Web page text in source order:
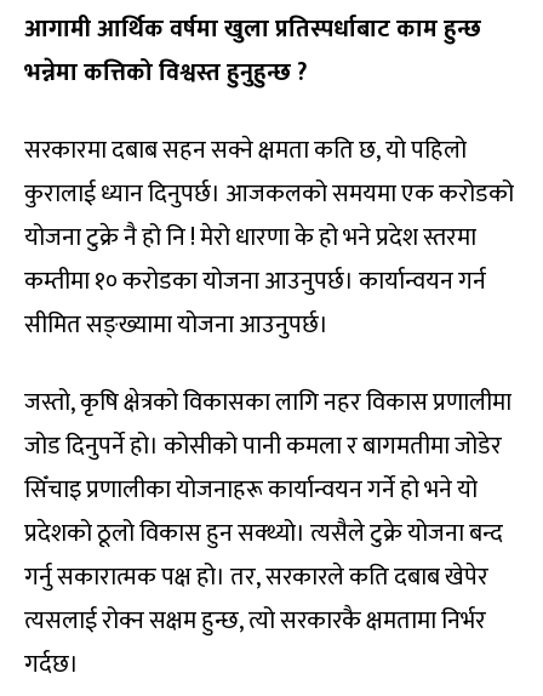
आगामी आर्थिक वर्षमा खुला प्रतिस्पर्धाबाट काम हुन्छ
भन्नेमा कत्तिको विश्वस्त हुनुहुन्छ ?
सरकारमा दबाब सहन सक्ने क्षमता कति छ, यो पहिलो
कुरालाई ध्यान दिनुपर्छ। आजकलको समयमा एक करोडको
योजना टुक्रे नै हो नि ! मेरो धारणा के हो भने प्रदेश स्तरमा
कम्तीमा १० करोडका योजना आउनुपर्छ। कार्यान्वयन गर्न
सीमित सङ्ख्यामा योजना आउनुपर्छ।
जस्तो, कृषि क्षेत्रको विकासका लागि नहर विकास प्रणालीमा
जोड दिनुपर्ने हो। कोसीको पानी कमला र बागमतीमा जोडेर
सिँचाइ प्रणालीका योजनाहरू कार्यान्वयन गर्ने हो भने यो
प्रदेशको ठूलो विकास हुन सक्थ्यो। त्यसैले टुक्रे योजना बन्द
गर्नु सकारात्मक पक्ष हो। तर, सरकारले कति दबाब खेपेर
त्यसलाई रोक्न सक्षम हुन्छ, त्यो सरकारकै क्षमतामा निर्भर
गर्दछ।